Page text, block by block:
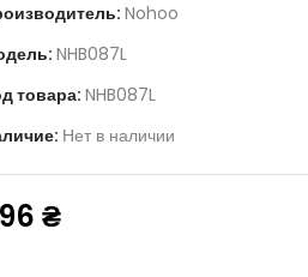
Nohoo
NHB087L
товара:NHB087L
Нет в наличии
₴